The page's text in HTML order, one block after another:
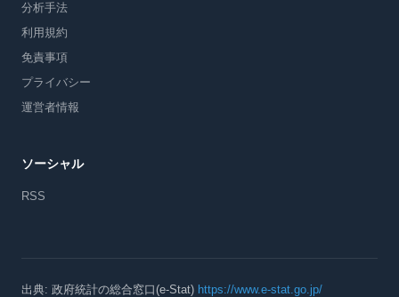
分析手法
利用規約
免責事項
プライバシー
運営者情報
ソーシャル
RSS
出典: 政府統計の総合窓口(e-Stat) https://www.e-stat.go.jp/